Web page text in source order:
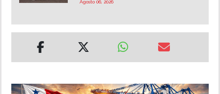
Agosto 06, 2026